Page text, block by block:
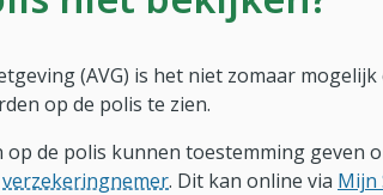
(AVG) is het niet zomaar
op de polis te zien.
op de polis kunnen toestemming geven
verzekeringnemer. Dit kan online via Mijn